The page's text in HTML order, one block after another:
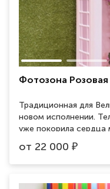
Фотозона
Традиционная для
новом исполнении.
уже покорила сердца
равнодушным новых
красивыми цветами
притягивающем
от 22 000 ₽